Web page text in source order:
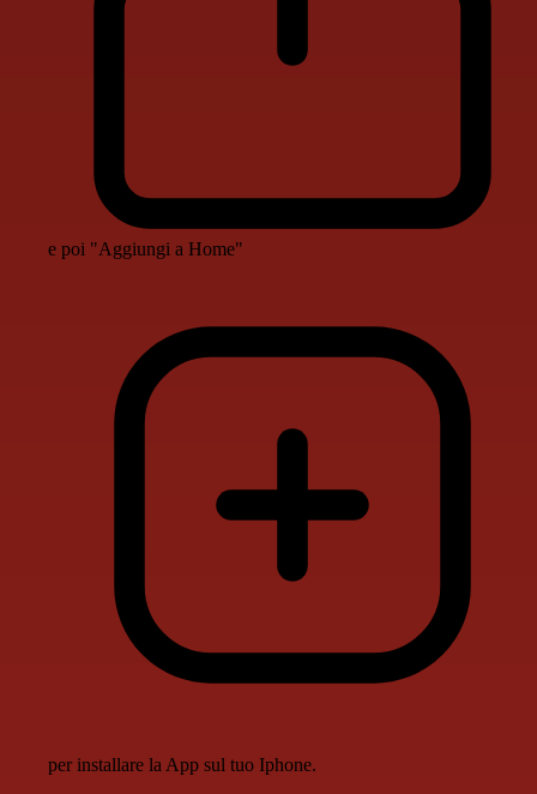
e poi "Aggiungi a Home"
per installare la App sul tuo Iphone.